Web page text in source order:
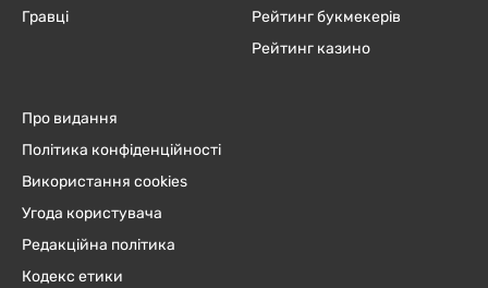
Гравці
Рейтинг букмекерів
Рейтинг казино
Про видання
Політика конфіденційності
Використання cookies
Угода користувача
Редакційна політика
Кодекс етики